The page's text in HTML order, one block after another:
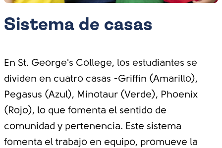
Robótica
Tae Kwon Do
Mindfulness
Competencias de
Sistema de casas
En St. George's College, los estudiantes se
dividen en cuatro casas -Griffin (Amarillo),
Pegasus (Azul), Minotaur (Verde), Phoenix
(Rojo), lo que fomenta el sentido de
comunidad y pertenencia. Este sistema
fomenta el trabajo en equipo, promueve la